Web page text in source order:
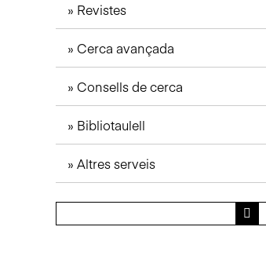
Revistes
Cerca avançada
Consells de cerca
Bibliotaulell
Altres serveis